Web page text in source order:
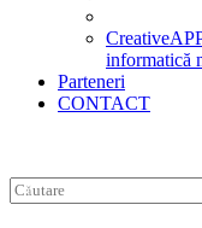
informatică
Parteneri
CONTACT